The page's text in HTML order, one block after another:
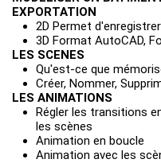
EXPORTATION
2D Permet
3D Format AutoCAD,
LES SCENES
Qu'est-ce que
Créer, Nommer,
LES ANIMATIONS
Régler les transitions
les scènes
Animation en boucle
Animation avec les